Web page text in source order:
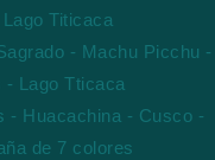
Titicaca
- Machu Picchu -
- Lago Tticaca
- Huacachina - Cusco -
de 7 colores